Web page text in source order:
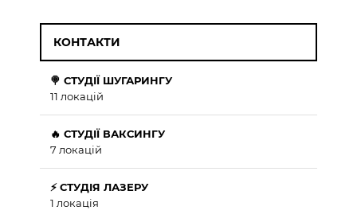
КОНТАКТИ
🍭 СТУДІЇ ШУГАРИНГУ
11 локацій
🔥 СТУДІЇ ВАКСИНГУ
7 локацій
⚡ СТУДІЯ ЛАЗЕРУ
1 локація